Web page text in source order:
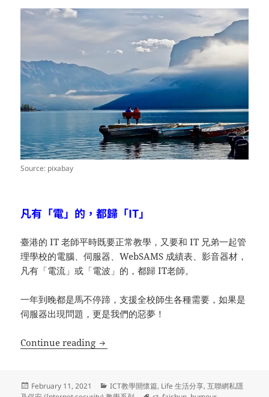
Source: pixabay
凡有「電」的，都歸「IT」
臺港的 IT 老師平時既要正常教學，又要和 IT 兄弟一起管
理學校的電腦、伺服器、WebSAMS 成績表、影音器材，
凡有「電流」或「電波」的，都歸 IT老師。
一年到晚都是馬不停蹄，支援全校師生各種需要，如果是
伺服器出現問題，更是我們的惡夢！
Continue reading [2023年歲晚收爐] ICT教學開懷篇(113) –
Posted
February 11, 2021 Categories
ICT教學開懷篇, Life 生活分享,互聯網私隱